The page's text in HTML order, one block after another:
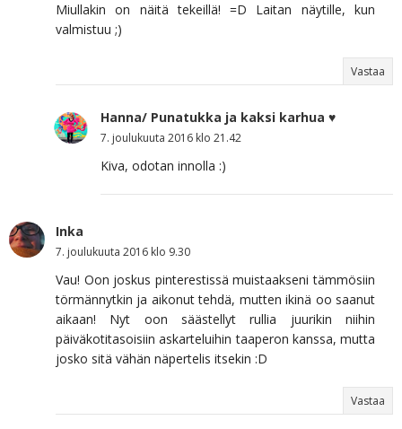
Miullakin on näitä tekeillä! =D Laitan näytille, kun
valmistuu ;)
Vastaa
Hanna/ Punatukka ja kaksi karhua ♥
7. joulukuuta 2016 klo 21.42
Kiva, odotan innolla :)
Inka
7. joulukuuta 2016 klo 9.30
Vau! Oon joskus pinterestissä muistaakseni tämmösiin
törmännytkin ja aikonut tehdä, mutten ikinä oo saanut
aikaan! Nyt oon säästellyt rullia juurikin niihin
päiväkotitasoisiin askarteluihin taaperon kanssa, mutta
josko sitä vähän näpertelis itsekin :D
Vastaa